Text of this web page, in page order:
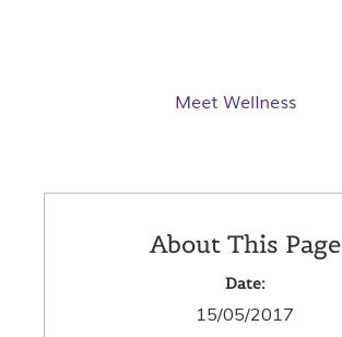
About This Page
Date:
15/05/2017